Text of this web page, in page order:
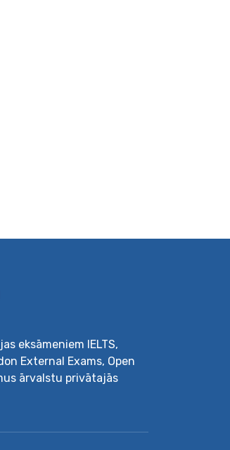
eksāmeniem IELTS,
External Exams, Open
ārvalstu privātajās